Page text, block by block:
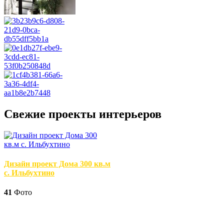
Свежие проекты интерьеров
Дизайн проект Дома 300 кв.м
с. Ильбухтино
41 Фото